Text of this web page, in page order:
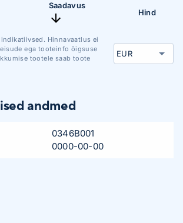
Saadavus
Hind
Hinnavaatlus ei
ega tooteinfo õigsuse
tootele saab toote
andmed
0346B001
0000-00-00